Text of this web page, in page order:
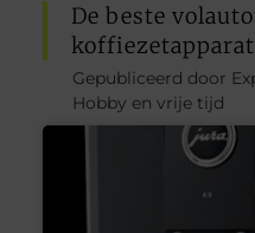
De beste
Gepubliceerd door
Hobby en vrije tijd